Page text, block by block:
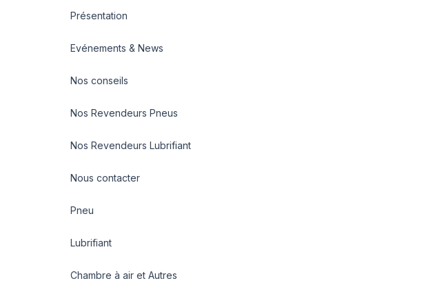
Présentation
Evénements & News
Nos conseils
Nos Revendeurs Pneus
Nos Revendeurs Lubrifiant
Nous contacter
Pneu
Lubrifiant
Chambre à air et Autres